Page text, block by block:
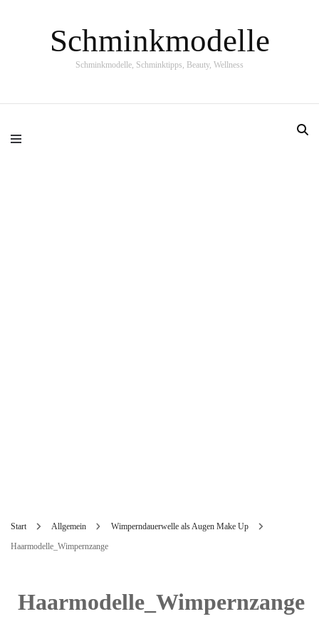
Schminkmodelle
Schminkmodelle, Schminktipps, Beauty, Wellness
Start Allgemein
Wimperndauerwelle als Augen Make Up
Haarmodelle_Wimpernzange
Haarmodelle_Wimpernzange